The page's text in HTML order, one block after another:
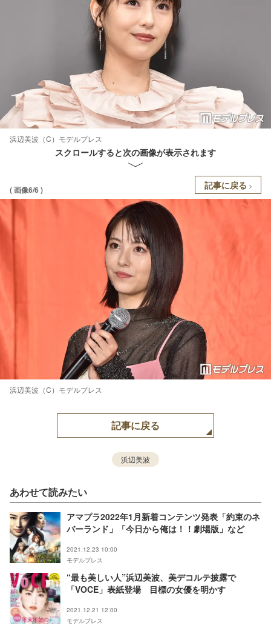
浜辺美波（C）モデルプレス
スクロールすると次の画像が表示されます
( 画像6/6 ) 記事に戻る
浜辺美波（C）モデルプレス
記事に戻る
浜辺美波
あわせて読みたい
アマプラ2022年1月新着コンテンツ発表「約束のネ
バーランド」「今日から俺は！！劇場版」など
2021.12.23 10:00
モデルプレス
“最も美しい人”浜辺美波、美デコルテ披露で
「VOCE」表紙登場 目標の女優を明かす
2021.12.21 12:00
モデルプレス